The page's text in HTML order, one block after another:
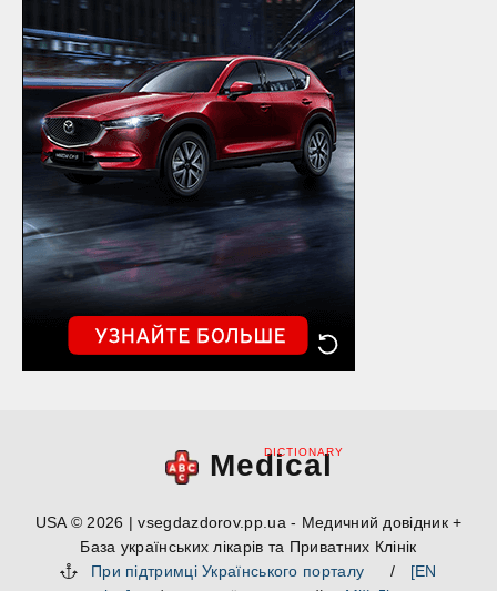
Medical
DICTIONARY
USA © 2026 | vsegdazdorov.pp.ua - Медичний довідник +
База українських лікарів та Приватних Клінік
При підтримці Українського порталу
/ [EN